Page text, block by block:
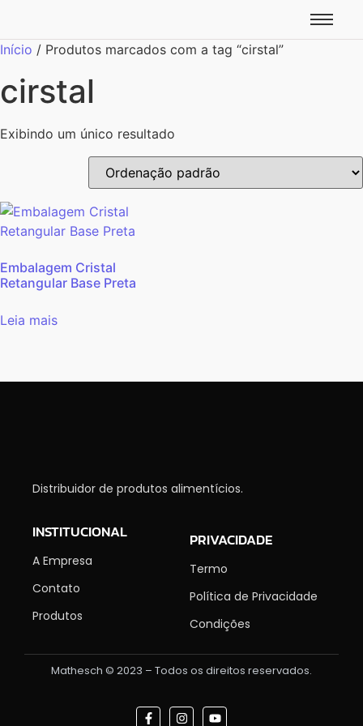
Início / Produtos marcados com a tag “cirstal”
cirstal
Exibindo um único resultado
Embalagem Cristal
Retangular Base Preta
Leia mais
Distribuidor de produtos alimentícios.
INSTITUCIONAL
A Empresa
Contato
Produtos
PRIVACIDADE
Termo
Política de Privacidade
Condições
Mathesch © 2023 – Todos os direitos reservados.